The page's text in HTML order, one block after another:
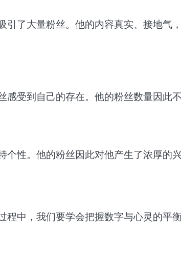
了大量粉丝。他的内容真实、接地气
受到自己的存在。他的粉丝数量因此不
性。他的粉丝因此对他产生了浓厚的兴
中，我们要学会把握数字与心灵的平